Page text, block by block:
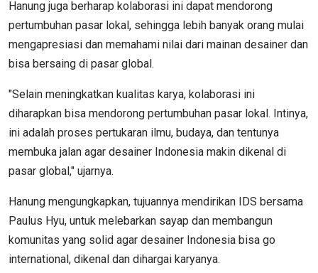
Hanung juga berharap kolaborasi ini dapat mendorong
pertumbuhan pasar lokal, sehingga lebih banyak orang mulai
mengapresiasi dan memahami nilai dari mainan desainer dan
bisa bersaing di pasar global.
"Selain meningkatkan kualitas karya, kolaborasi ini
diharapkan bisa mendorong pertumbuhan pasar lokal. Intinya,
ini adalah proses pertukaran ilmu, budaya, dan tentunya
membuka jalan agar desainer Indonesia makin dikenal di
pasar global," ujarnya.
Hanung mengungkapkan, tujuannya mendirikan IDS bersama
Paulus Hyu, untuk melebarkan sayap dan membangun
komunitas yang solid agar desainer Indonesia bisa go
international, dikenal dan dihargai karyanya.